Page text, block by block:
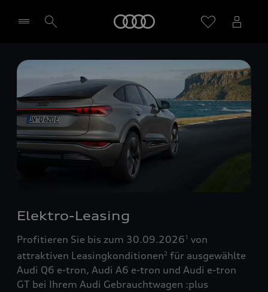
Händler wählen
Elektro-Leasing
Profitieren Sie bis zum 30.09.20261 von
attraktiven Leasingkonditionen2 für ausgewählte
Audi Q6 e-tron, Audi A6 e-tron und Audi e-tron
GT bei Ihrem Audi Gebrauchtwagen :plus